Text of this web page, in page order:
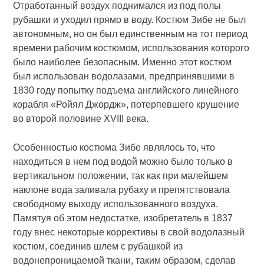
Отработанный воздух поднимался из под полы
рубашки и уходил прямо в воду. Костюм Зибе не был
автономным, но он был единственным на тот период
времени рабочим костюмом, использования которого
было наиболее безопасным. Именно этот костюм
был использован водолазами, предпринявшими в
1830 году попытку подъема английского линейного
корабля «Ройял Джордж», потерпевшего крушение
во второй половине XVIII века.
Особенностью костюма Зибе являлось то, что
находиться в нем под водой можно было только в
вертикальном положении, так как при малейшем
наклоне вода заливала рубаху и препятствовала
свободному выходу использованного воздуха.
Памятуя об этом недостатке, изобретатель в 1837
году внес некоторые коррективы в свой водолазный
костюм, соединив шлем с рубашкой из
водонепроницаемой ткани, таким образом, сделав